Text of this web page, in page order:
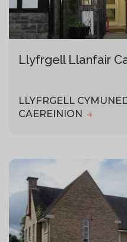
Llyfrgell Llanfair
LLYFRGELL
CAEREINION